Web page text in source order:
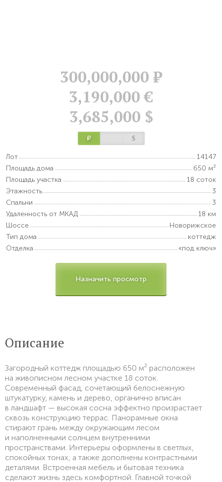
300,000,000 Р
3,190,000 €
3,685,000 $
Р $
Лот
14147
Площадь дома
650 м²
Площадь участка
18 соток
Этажность
3
Спальни
3
Удаленность от МКАД
18 км
Шоссе
Новорижское
Тип дома
коттедж
Отделка
«под ключ»
Назначить просмотр
Описание
Загородный коттедж площадью 650 м² расположен
на живописном лесном участке 18 соток.
Современный фасад, сочетающий белоснежную
штукатурку, камень и дерево, органично вписан
в ландшафт — высокая сосна эффектно произрастает
сквозь конструкцию террас. Панорамные окна
стирают грань между окружающим лесом
и наполненными солнцем внутренними
пространствами. Интерьеры оформлены в светлых,
спокойных тонах, а также дополнены контрастными
деталями. Встроенная мебель и бытовая техника
сделают жизнь здесь комфортной. Главной точкой